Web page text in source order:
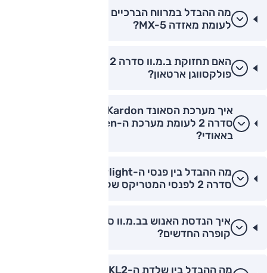
לעומת מאזדה MX-5?
פולקסווגן ארטאון?
סדרה 2 לעומת מערכת ה-Bang & Olufsen
באאודי?
סדרה 2 לפנסי המטריקס של אאודי?
קופרה החדשים?